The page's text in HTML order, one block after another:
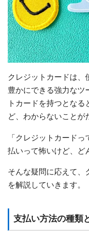
クレジットカードは、
豊かにできる強力なツ
トカードを持つとな
ど、わからないことが
「クレジットカード
払いって怖いけど、ど
そんな疑問に応えて、
を解説していきます。
支払い方法の種類